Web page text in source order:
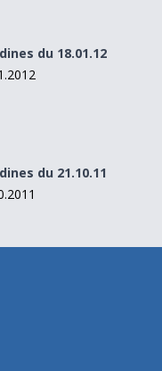
du 18.01.12
du 21.10.11